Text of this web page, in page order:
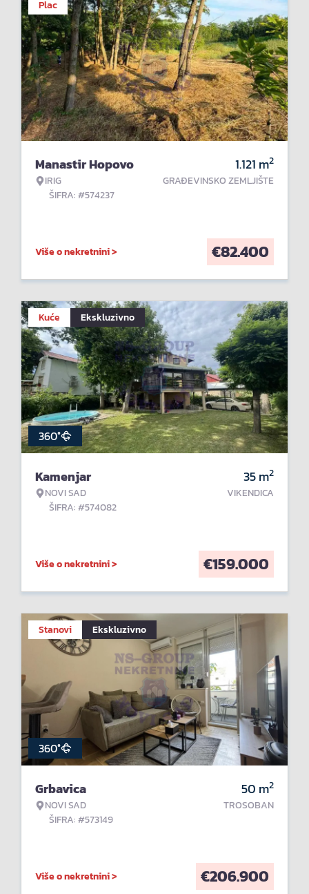
Plac
Manastir Hopovo
IRIG
ŠIFRA: #574237
1.121 m2
GRAĐEVINSKO ZEMLJIŠTE
Više o nekretnini > €82.400
Kuće Ekskluzivno
360°
Kamenjar
NOVI SAD
ŠIFRA: #574082
35m2
VIKENDICA
Više o nekretnini > €159.000
Stanovi Ekskluzivno
360°
Grbavica
NOVI SAD
ŠIFRA: #573149
50 m2
TROSOBAN
Više o nekretnini > €206.900